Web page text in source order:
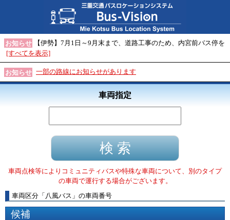
お知らせ
【伊勢】7月1日～9月末まで、道路工事のため、内宮前バス停を
[すべてを表示]
お知らせ 一部の路線にお知らせがあります
車両指定
車両点検等によりコミュニティバスや特殊な車両について、別のタイプ
の車両で運行する場合がございます。
車両区分 「 八風バス 」 の車両番号
候補